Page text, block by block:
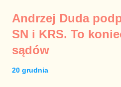
PiS, a następnie uzyskują
Państwa ze względu na to, że
tych spółek i wymienia
które zawsze może się zdarzyć, a
Andrzej Duda
SN i KRS. To
sądów
20 grudnia